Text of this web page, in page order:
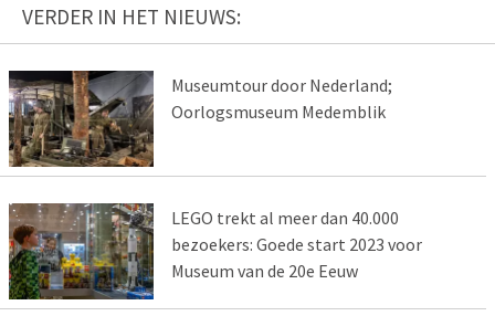
VERDER IN HET NIEUWS:
Museumtour door Nederland;
Oorlogsmuseum Medemblik
LEGO trekt al meer dan 40.000
bezoekers: Goede start 2023 voor
Museum van de 20e Eeuw